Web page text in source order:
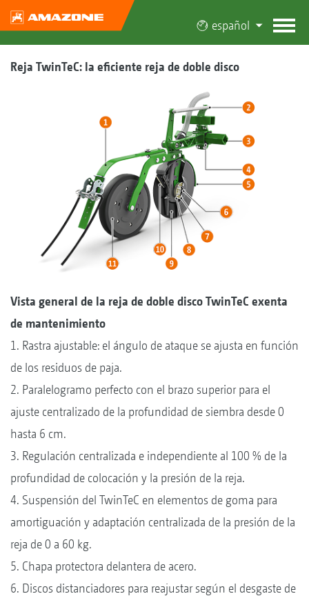
español
Reja TwinTeC: la eficiente reja de doble disco
Vista general de la reja de doble disco TwinTeC exenta
de mantenimiento
1. Rastra ajustable: el ángulo de ataque se ajusta en función
de los residuos de paja.
2. Paralelogramo perfecto con el brazo superior para el
ajuste centralizado de la profundidad de siembra desde 0
hasta 6 cm.
3. Regulación centralizada e independiente al 100 % de la
profundidad de colocación y la presión de la reja.
4. Suspensión del TwinTeC en elementos de goma para
amortiguación y adaptación centralizada de la presión de la
reja de 0 a 60 kg.
5. Chapa protectora delantera de acero.
6. Discos distanciadores para reajustar según el desgaste de